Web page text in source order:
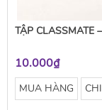
TẬP CLASSMATE
10.000₫
MUA HÀNG